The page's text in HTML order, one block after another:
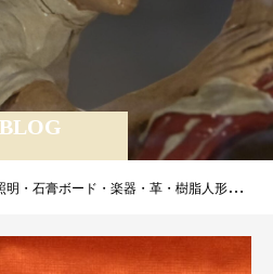
BLOG
ード・楽器・革・樹脂人形・プラスチック・大理石・土器・ガラス